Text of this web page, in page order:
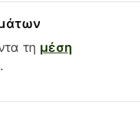
τη μέση